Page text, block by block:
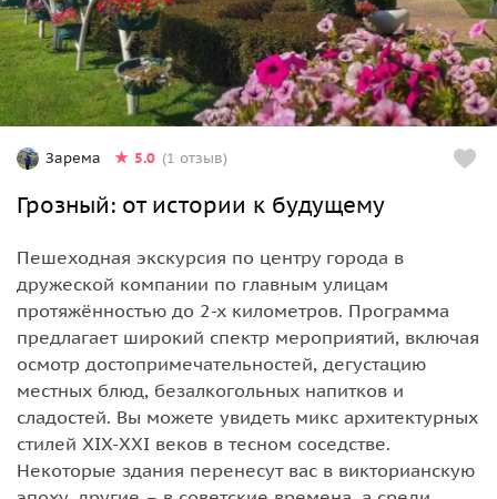
Зарема 5.0 (1 отзыв)
Грозный: от истории к будущему
Пешеходная экскурсия по центру города в
дружеской компании по главным улицам
протяжённостью до 2-х километров. Программа
предлагает широкий спектр мероприятий, включая
осмотр достопримечательностей, дегустацию
местных блюд, безалкогольных напитков и
сладостей. Вы можете увидеть микс архитектурных
стилей XIX-XXI веков в тесном соседстве.
Некоторые здания перенесут вас в викторианскую